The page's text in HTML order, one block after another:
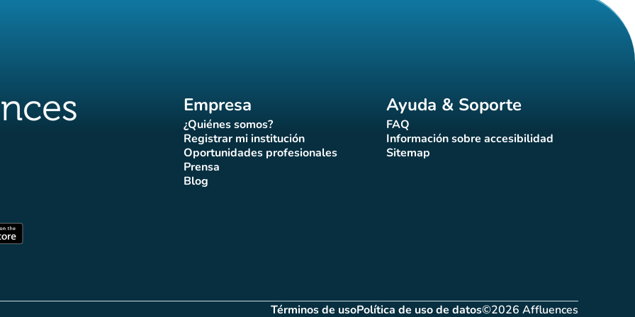
pestaña)
Empresa
¿Quiénes somos?
(nueva pestaña)
Registrar mi institución
(nueva pestaña)
Oportunidades profesionales
(nueva pestaña)
Prensa(nueva pestaña)
Blog(nueva pestaña)
Ayuda & Soporte
FAQ(nueva pestaña)
Información sobre accesibilidad
(nueva pestaña)
Sitemap(nueva pestaña)
Términos de usoPolítica de uso de datos©2026 Affluences